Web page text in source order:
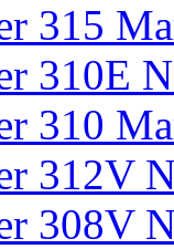
315
310E
310
312V
308V